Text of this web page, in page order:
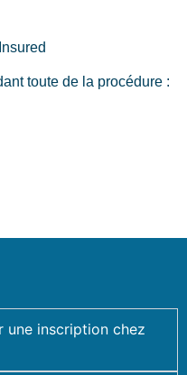
toute de la procédure :
une inscription chez